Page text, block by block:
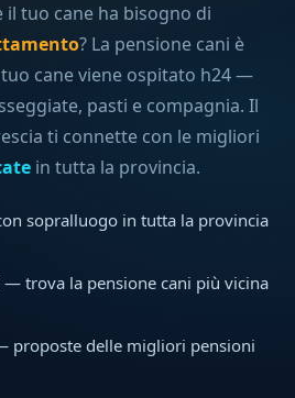
il tuo cane ha bisogno di
? La pensione cani è
cane viene ospitato h24 —
pasti e compagnia. Il
ti connette con le migliori
in tutta la provincia.
sopralluogo in tutta la provincia
trova la pensione cani più vicina
proposte delle migliori pensioni